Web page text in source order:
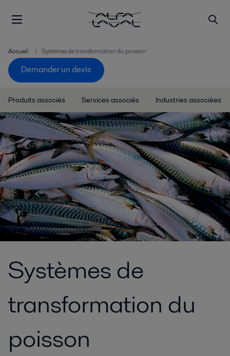
Accueil Systèmes de transformation du poisson
Demander un devis
Produits associés Services associés Industries associées
Systèmes de
transformation du
poisson